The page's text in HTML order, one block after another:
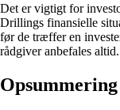
Det er vigtigt for
Drillings finansielle
før de træffer en
rådgiver anbefales altid.
Opsummering